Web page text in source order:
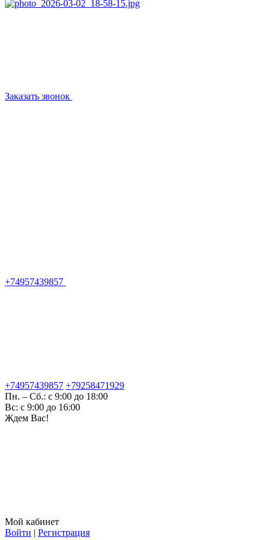
Заказать звонок
+74957439857
+74957439857 +79258471929
Пн. – Сб.: с 9:00 до 18:00
Вс: с 9:00 до 16:00
Ждем Вас!
Мой кабинет
Войти | Регистрация